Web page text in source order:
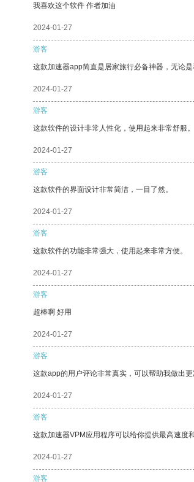
我喜欢这个软件 作者加油
2024-01-27
游客
这款加速器app简直是居家旅行必备神器，无论
2024-01-27
游客
这款软件的设计非常人性化，使用起来非常舒服。
2024-01-27
游客
这款软件的界面设计非常简洁，一目了然。
2024-01-27
游客
这款软件的功能非常强大，使用起来非常方便。
2024-01-27
游客
超棒啊 好用
2024-01-27
游客
这款app的用户评论非常真实，可以帮助我做出更
2024-01-27
游客
这款加速器VPM应用程序可以给你提供最高速度
2024-01-27
游客